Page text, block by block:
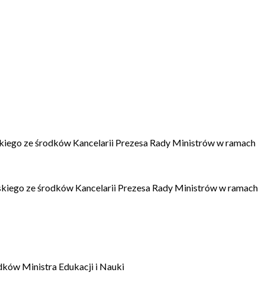
ze środków Kancelarii Prezesa Rady Ministrów w ramach
ze środków Kancelarii Prezesa Rady Ministrów w ramach
Ministra Edukacji i Nauki